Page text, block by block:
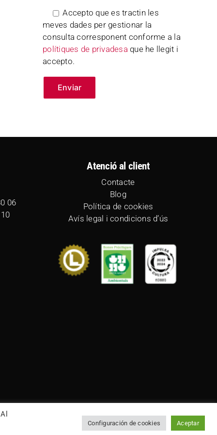
Accepto que es tractin les
meves dades per gestionar la
consulta corresponent conforme a la
polítiques de privadesa que he llegit i
accepto.
06
Atenció al client
Contacte
Blog
Política de cookies
Avís legal i condicions d’ús
Configuración de cookies Aceptar